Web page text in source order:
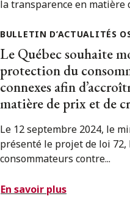
BULLETIN D’ACTUALITÉS
Le Québec souhaite
protection du
connexes afin
matière de prix et de
Le 12 septembre 2024, le
présenté le projet de loi
consommateurs contre...
En savoir plus